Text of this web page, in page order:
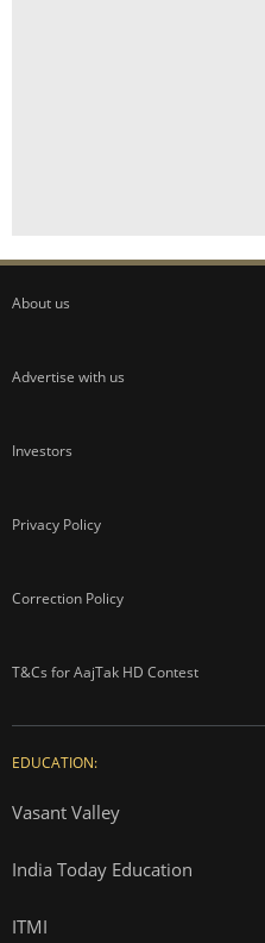
About us
Advertise with us
Investors
Privacy Policy
Correction Policy
T&Cs for AajTak HD Contest
EDUCATION:
Vasant Valley
India Today Education
ITMI